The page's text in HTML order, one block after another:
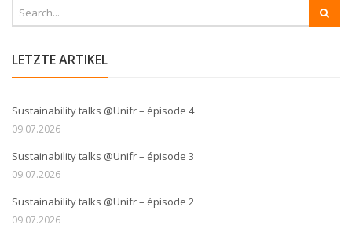
LETZTE ARTIKEL
Sustainability talks @Unifr – épisode 4
09.07.2026
Sustainability talks @Unifr – épisode 3
09.07.2026
Sustainability talks @Unifr – épisode 2
09.07.2026